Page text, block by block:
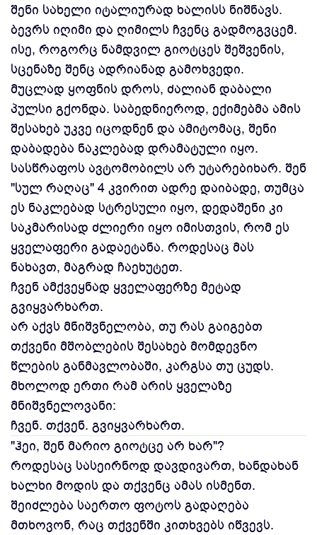
შენი სახელი იტალიურად ხალისს ნიშნავს.
ბევრს იღიმი და ღიმილს ჩვენც გადმოგვცემ.
ისე, როგორც ნამდვილ გიოტცეს შეშვენის,
სცენაზე შენც ადრიანად გამოხვედი.
მუცლად ყოფნის დროს, ძალიან დაბალი
პულსი გქონდა. საბედნიეროდ, ექიმებმა ამის
შესახებ უკვე იცოდნენ და ამიტომაც, შენი
დაბადება ნაკლებად დრამატული იყო.
სასწრაფოს ავტომობილს არ უტარებიხარ. შენ
"სულ რაღაც" 4 კვირით ადრე დაიბადე, თუმცა
ეს ნაკლებად სტრესული იყო, დედაშენი კი
საკმარისად ძლიერი იყო იმისთვის, რომ ეს
ყველაფერი გადაეტანა. როდესაც მას
ნახავთ, მაგრად ჩაეხუტეთ.
ჩვენ ამქვეყნად ყველაფერზე მეტად
გვიყვარხართ.
არ აქვს მნიშვნელობა, თუ რას გაიგებთ
თქვენი მშობლების შესახებ მომდევნო
წლების განმავლობაში, კარგსა თუ ცუდს.
მხოლოდ ერთი რამ არის ყველაზე
მნიშვნელოვანი:
ჩვენ. თქვენ. გვიყვარხართ.
"ჰეი, შენ მარიო გიოტცე არ ხარ"?
როდესაც სასეირნოდ დავდივართ, ხანდახან
ხალხი მოდის და თქვენც ამას ისმენთ.
შეიძლება საერთო ფოტოს გადაღება
მთხოვონ, რაც თქვენში კითხვებს იწვევს.